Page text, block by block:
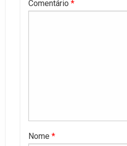
Comentário *
Nome *